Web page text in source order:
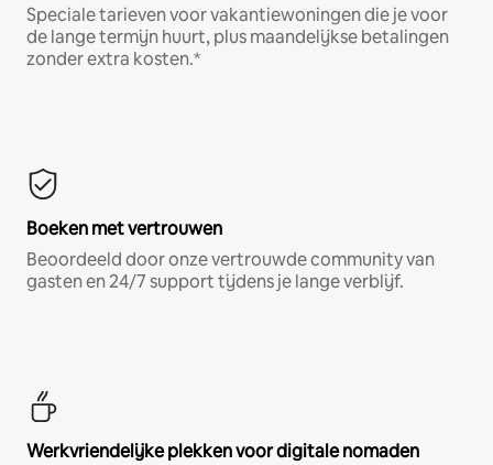
Speciale tarieven voor vakantiewoningen die je voor
de lange termijn huurt, plus maandelijkse betalingen
zonder extra kosten.*
Boeken met vertrouwen
Beoordeeld door onze vertrouwde community van
gasten en 24/7 support tijdens je lange verblijf.
Werkvriendelijke plekken voor digitale nomaden